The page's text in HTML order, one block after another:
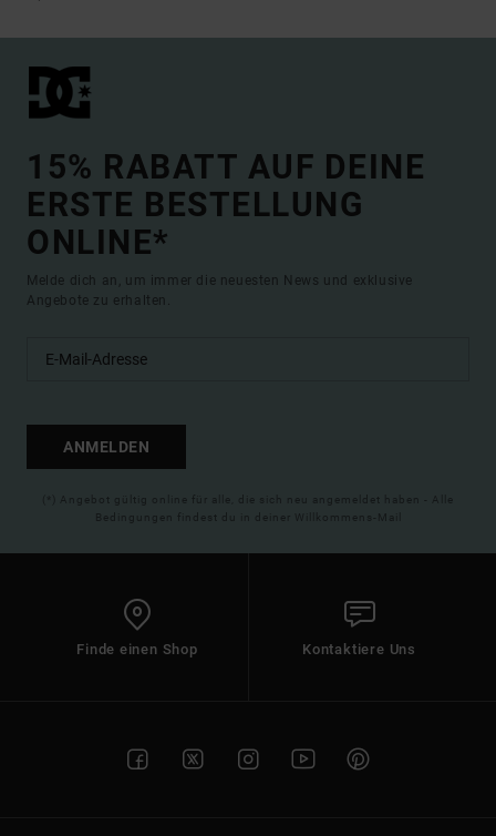
15% RABATT AUF DEINE
ERSTE BESTELLUNG
ONLINE*
Melde dich an, um immer die neuesten News und exklusive
Angebote zu erhalten.
ANMELDEN
(*) Angebot gültig online für alle, die sich neu angemeldet haben - Alle
Bedingungen findest du in deiner Willkommens-Mail
Finde einen Shop Kontaktiere Uns